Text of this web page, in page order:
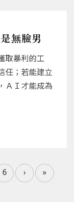
無臉男
取暴利的工
任；若能建立
ＡＩ才能成為
6 › »